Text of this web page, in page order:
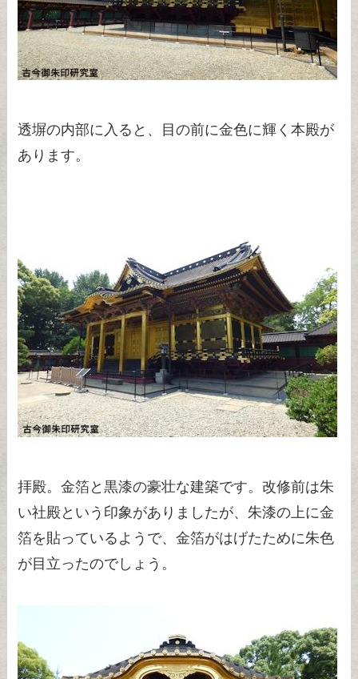
透塀の内部に入ると、目の前に金色に輝く本殿が
あります。
拝殿。金箔と黒漆の豪壮な建築です。改修前は朱
い社殿という印象がありましたが、朱漆の上に金
箔を貼っているようで、金箔がはげたために朱色
が目立ったのでしょう。